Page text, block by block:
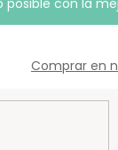
con la
Comprar en